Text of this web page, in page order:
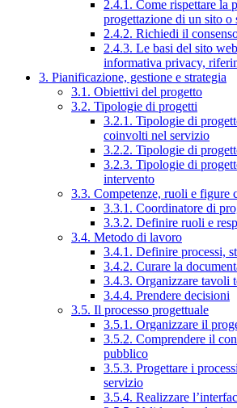
2.4.1. Come rispettare la
progettazione di un sito
2.4.2. Richiedi il
2.4.3. Le basi del sito
informativa privacy,
3. Pianificazione, gestione e strategia
3.1. Obiettivi del progetto
3.2. Tipologie di progetti
3.2.1. Tipologie di
coinvolti nel servizio
3.2.2. Tipologie di
3.2.3. Tipologie di
intervento
3.3. Competenze, ruoli e figure
3.3.1. Coordinatore di
3.3.2. Definire ruoli e
3.4. Metodo di lavoro
3.4.1. Definire processi,
3.4.2. Curare la
3.4.3. Organizzare tavoli
3.4.4. Prendere decisioni
3.5. Il processo progettuale
3.5.1. Organizzare il
3.5.2. Comprendere il
pubblico
3.5.3. Progettare i
servizio
3.5.4. Realizzare